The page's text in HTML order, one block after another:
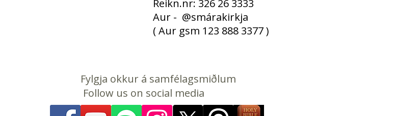
​​​ Reikn.nr: 326 26 3333
Aur - @smárakirkja
( Aur gsm 123 888 3377 )
Fylgja okkur á samfélagsmiðlum
Follow us on social media